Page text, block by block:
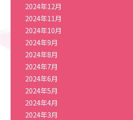
2024年12月
2024年11月
2024年10月
2024年9月
2024年8月
2024年7月
2024年6月
2024年5月
2024年4月
2024年3月